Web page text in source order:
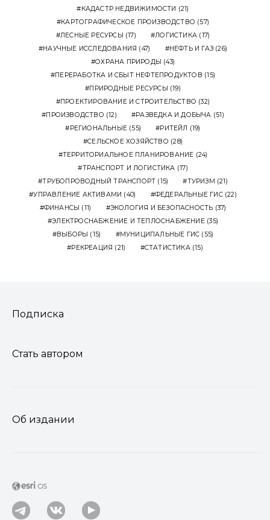
КАДАСТР НЕДВИЖИМОСТИ (21)
КАРТОГРАФИЧЕСКОЕ ПРОИЗВОДСТВО (57)
ЛЕСНЫЕ РЕСУРСЫ (17) ЛОГИСТИКА (17)
НАУЧНЫЕ ИССЛЕДОВАНИЯ (47) НЕФТЬ И ГАЗ(26)
ОХРАНА ПРИРОДЫ (43)
ПЕРЕРАБОТКА И СБЫТ НЕФТЕПРОДУКТОВ (15)
ПРИРОДНЫЕ РЕСУРСЫ (19)
ПРОЕКТИРОВАНИЕ И СТРОИТЕЛЬСТВО (32)
ПРОИЗВОДСТВО (12) РАЗВЕДКА И ДОБЫЧА (51)
РЕГИОНАЛЬНЫЕ (55) РИТЕЙЛ (19)
СЕЛЬСКОЕ ХОЗЯЙСТВО (28)
ТЕРРИТОРИАЛЬНОЕ ПЛАНИРОВАНИЕ (24)
ТРАНСПОРТ И ЛОГИСТИКА (17)
ТРУБОПРОВОДНЫЙ ТРАНСПОРТ (15) ТУРИЗМ (21)
УПРАВЛЕНИЕ АКТИВАМИ (40) ФЕДЕРАЛЬНЫЕ ГИС(22)
ФИНАНСЫ (11) ЭКОЛОГИЯ И БЕЗОПАСНОСТЬ (37)
ЭЛЕКТРОСНАБЖЕНИЕ И ТЕПЛОСНАБЖЕНИЕ(35)
ВЫБОРЫ (15) МУНИЦИПАЛЬНЫЕ ГИС (55)
РЕКРЕАЦИЯ (21) СТАТИСТИКА(15)
Подписка
Стать автором
Об издании